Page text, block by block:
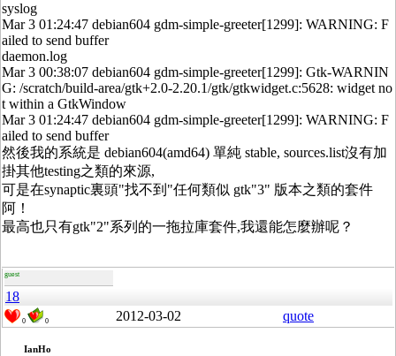
syslog
Mar 3 01:24:47 debian604 gdm-simple-greeter[1299]: WARNING: F
ailed to send buffer
daemon.log
Mar 3 00:38:07 debian604 gdm-simple-greeter[1299]: Gtk-WARNIN
G: /scratch/build-area/gtk+2.0-2.20.1/gtk/gtkwidget.c:5628: widget no
t within a GtkWindow
Mar 3 01:24:47 debian604 gdm-simple-greeter[1299]: WARNING: F
ailed to send buffer
然後我的系統是 debian604(amd64) 單純 stable, sources.list沒有加
掛其他testing之類的來源,
可是在synaptic裏頭"找不到"任何類似 gtk"3" 版本之類的套件
阿！
最高也只有gtk"2"系列的一拖拉庫套件,我還能怎麼辦呢？
guest
18
0 0 2012-03-02 quote
IanHo